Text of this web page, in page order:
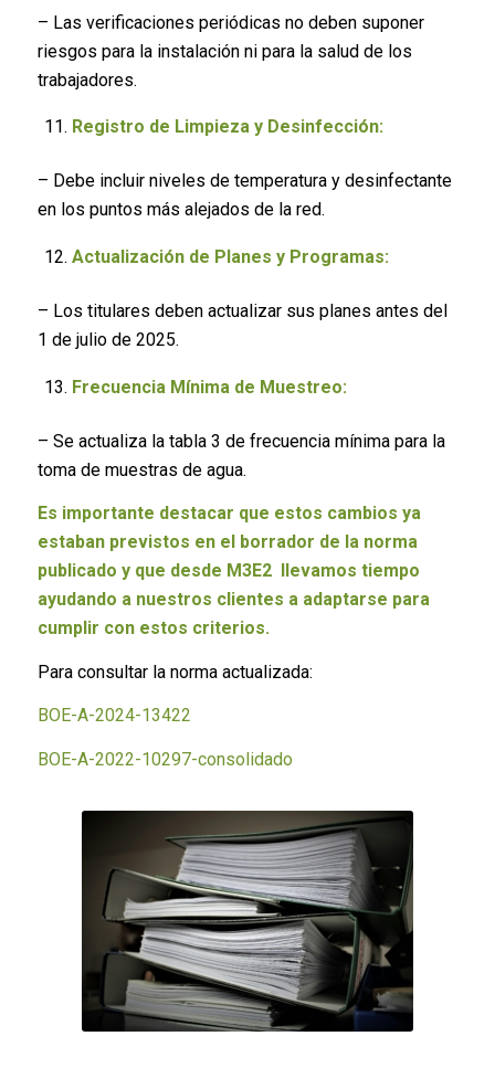
– Las verificaciones periódicas no deben suponer
riesgos para la instalación ni para la salud de los
trabajadores.
Registro de Limpieza y Desinfección:
– Debe incluir niveles de temperatura y desinfectante
en los puntos más alejados de la red.
Actualización de Planes y Programas:
– Los titulares deben actualizar sus planes antes del
1 de julio de 2025.
Frecuencia Mínima de Muestreo:
– Se actualiza la tabla 3 de frecuencia mínima para la
toma de muestras de agua.
Es importante destacar que estos cambios ya
estaban previstos en el borrador de la norma
publicado y que desde M3E2 llevamos tiempo
ayudando a nuestros clientes a adaptarse para
cumplir con estos criterios.
Para consultar la norma actualizada:
BOE-A-2024-13422
BOE-A-2022-10297-consolidado